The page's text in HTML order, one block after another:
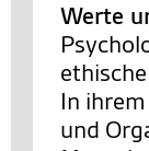
Werte
In
und